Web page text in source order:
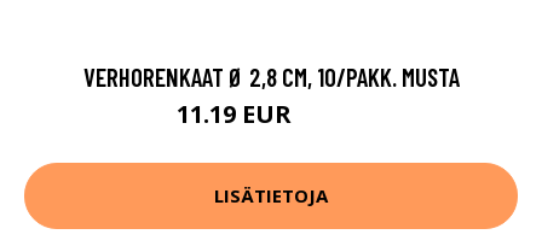
VERHORENKAAT Ø 2,8 CM, 10/PAKK. MUSTA
11.19 EUR
LISÄTIETOJA